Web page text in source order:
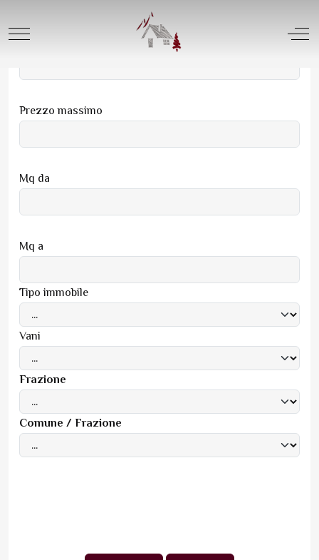
Mobile Menu Toggle Off-
Prezzo minimo
Prezzo massimo
Mq da
Mq a
Tipo immobile
Vani
Frazione
Comune / Frazione